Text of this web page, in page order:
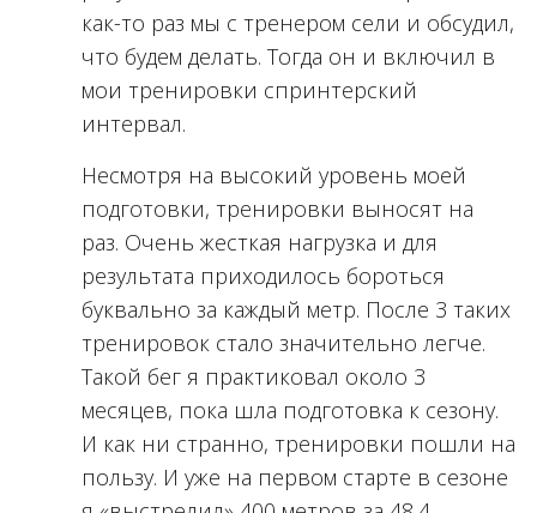
как-то раз мы с тренером сели и обсудил,
что будем делать. Тогда он и включил в
мои тренировки спринтерский
интервал.
Несмотря на высокий уровень моей
подготовки, тренировки выносят на
раз. Очень жесткая нагрузка и для
результата приходилось бороться
буквально за каждый метр. После 3 таких
тренировок стало значительно легче.
Такой бег я практиковал около 3
месяцев, пока шла подготовка к сезону.
И как ни странно, тренировки пошли на
пользу. И уже на первом старте в сезоне